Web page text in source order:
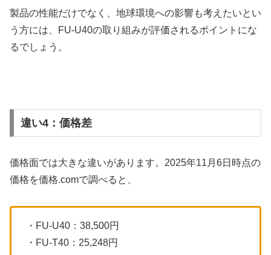
製品の性能だけでなく、地球環境への影響も考えたいとい
う方には、FU-U40の取り組みが評価されるポイントにな
るでしょう。
違い4：価格差
価格面では大きな違いがあります。2025年11月6日時点の
価格を価格.comで調べると、
・FU-U40：38,500円
・FU-T40：25,248円